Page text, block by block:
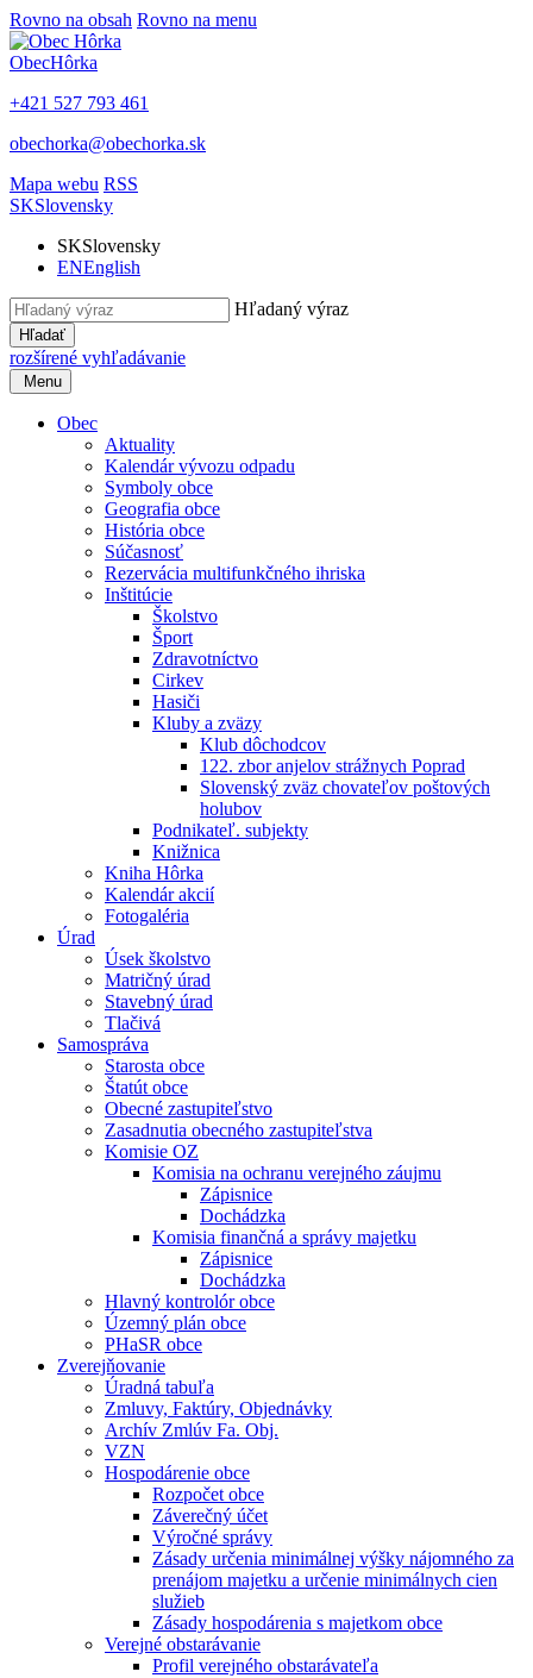
Rovno na obsah Rovno na menu
ObecHôrka
+421 527 793 461
obechorka@obechorka.sk
Mapa webu RSS
SKSlovensky
SKSlovensky
ENEnglish
Hľadaný výraz
Hľadať
rozšírené vyhľadávanie
Menu
Obec
Aktuality
Kalendár vývozu odpadu
Symboly obce
Geografia obce
História obce
Súčasnosť
Rezervácia multifunkčného ihriska
Inštitúcie
Školstvo
Šport
Zdravotníctvo
Cirkev
Hasiči
Kluby a zväzy
Klub dôchodcov
122. zbor anjelov strážnych Poprad
Slovenský zväz chovateľov poštových
holubov
Podnikateľ. subjekty
Knižnica
Kniha Hôrka
Kalendár akcií
Fotogaléria
Úrad
Úsek školstvo
Matričný úrad
Stavebný úrad
Tlačivá
Samospráva
Starosta obce
Štatút obce
Obecné zastupiteľstvo
Zasadnutia obecného zastupiteľstva
Komisie OZ
Komisia na ochranu verejného záujmu
Zápisnice
Dochádzka
Komisia finančná a správy majetku
Zápisnice
Dochádzka
Hlavný kontrolór obce
Územný plán obce
PHaSR obce
Zverejňovanie
Úradná tabuľa
Zmluvy, Faktúry, Objednávky
Archív Zmlúv Fa. Obj.
VZN
Hospodárenie obce
Rozpočet obce
Záverečný účet
Výročné správy
Zásady určenia minimálnej výšky nájomného za
prenájom majetku a určenie minimálnych cien
služieb
Zásady hospodárenia s majetkom obce
Verejné obstarávanie
Profil verejného obstarávateľa